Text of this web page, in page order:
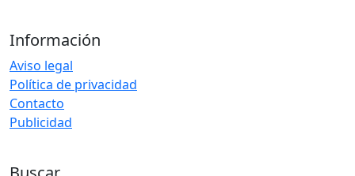
Información
Aviso legal
Política de privacidad
Contacto
Publicidad